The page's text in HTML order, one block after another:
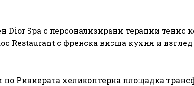
Dior Spa с персонализирани терапии тенис
Restaurant с френска висша кухня и
по Ривиерата хеликоптерна площадка